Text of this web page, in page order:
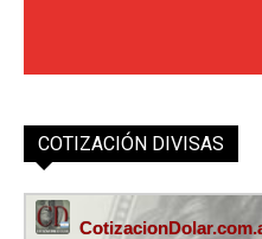
COTIZACIÓN DIVISAS